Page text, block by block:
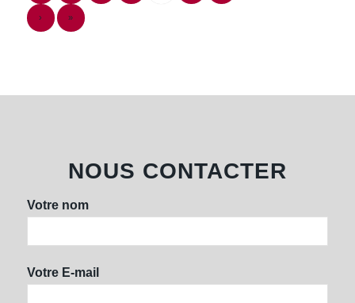
› »
NOUS CONTACTER
Votre nom
Votre E-mail